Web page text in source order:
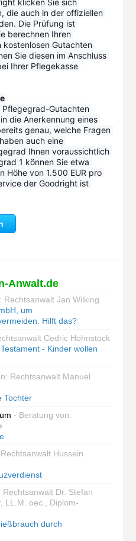
klicken Sie sich
die auch in der offiziellen
Die Prüfung ist
berechnen Ihren
Gutachten
Sie diesen im Anschluss
Ihrer Pflegekasse
Gutachten
die Anerkennung eines
genau, welche Fragen
auch eine
Ihnen voraussichtlich
1 können Sie etwa
Höhe von 1.500 EUR pro
der Goodright ist
Anwalt.de
Rechtsanwalt Jan Wilking
um
Hilft das?
Cedric Hohnstock
- Kinder wollen
Rechtsanwalt Manuel
Tochter
- Beratung von:
Hussein
Dr. Stefan
LL.M. oec., Diplom-
durch